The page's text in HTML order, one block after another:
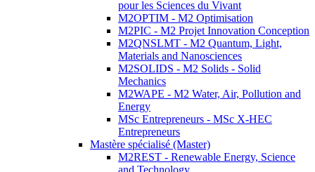
pour les Sciences du Vivant
M2OPTIM - M2 Optimisation
M2PIC - M2 Projet Innovation Conception
M2QNSLMT - M2 Quantum, Light,
Materials and Nanosciences
M2SOLIDS - M2 Solids - Solid
Mechanics
M2WAPE - M2 Water, Air, Pollution and
Energy
MSc Entrepreneurs - MSc X-HEC
Entrepreneurs
Mastère spécialisé (Master)
M2REST - Renewable Energy, Science
and Technology